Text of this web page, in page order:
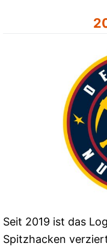
Seit 2019 ist das
Spitzhacken